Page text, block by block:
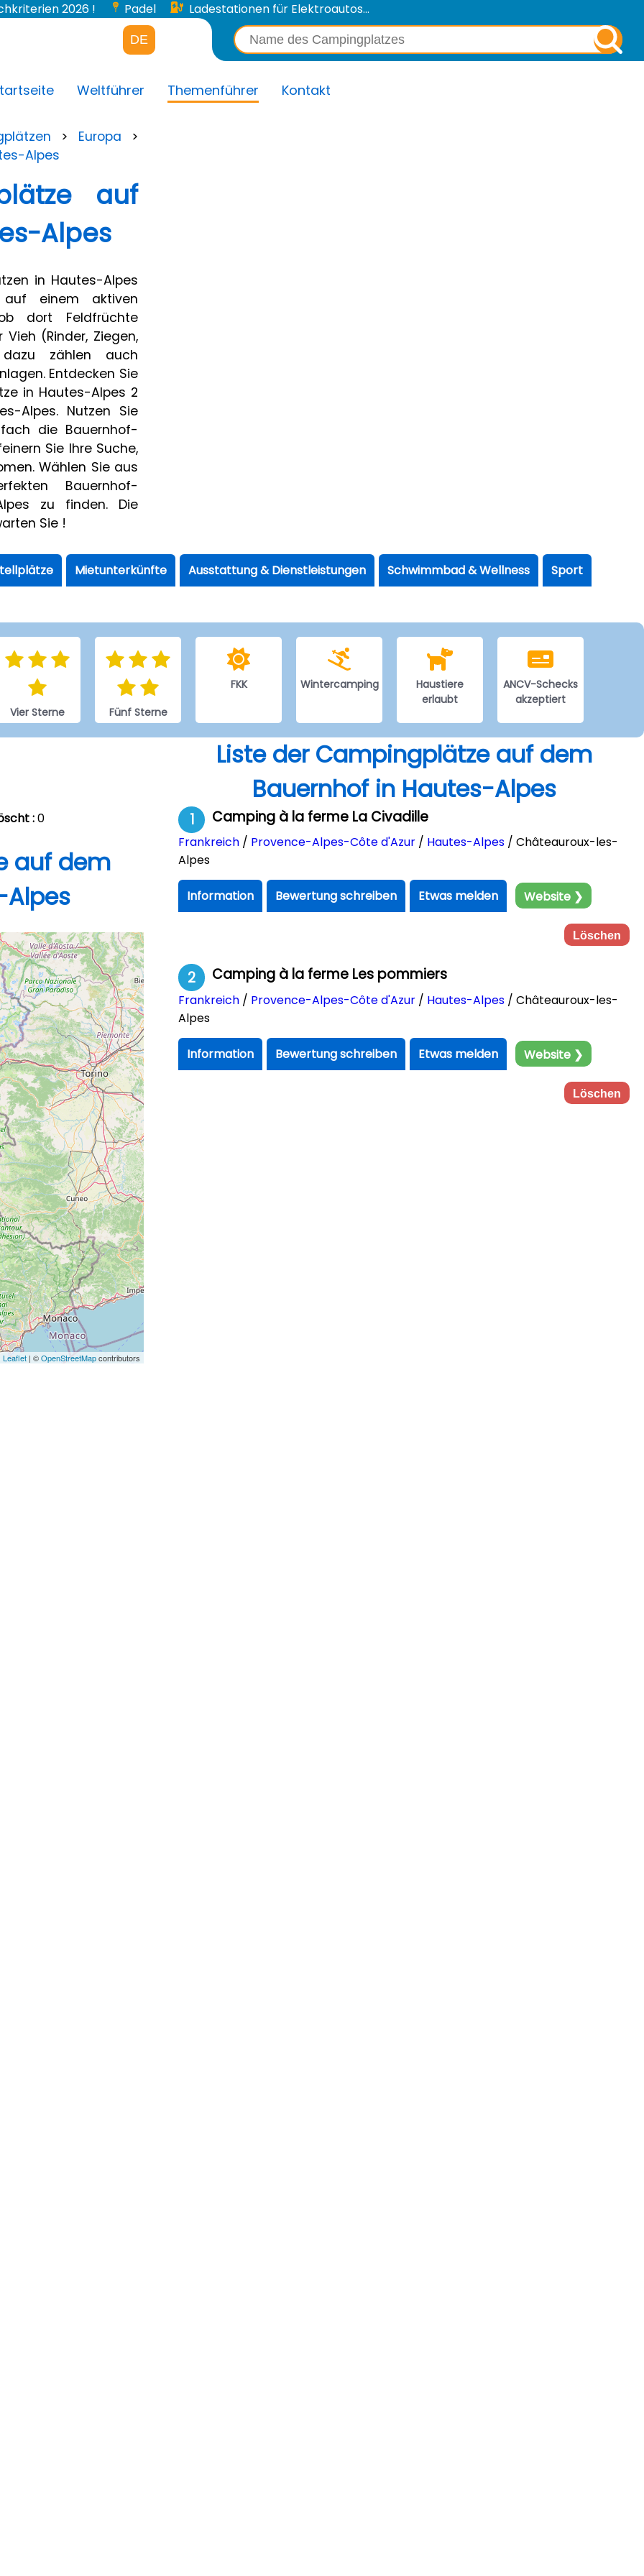
2026 ! Padel Ladestationen für Elektroautos...
Weltführer Themenführer Kontakt
DE
> Europa >
Alpes
auf
Alpes
in Hautes-Alpes
einem aktiven
dort Feldfrüchte
(Rinder, Ziegen,
zählen auch
Entdecken Sie
in Hautes-Alpes 2
Alpes. Nutzen Sie
die Bauernhof-
Sie Ihre Suche,
Wählen Sie aus
Bauernhof-
zu finden. Die
Sie !
Vier Sterne Fünf Sterne
FKK Wintercamping
Haustiere
erlaubt
ANCV-Schecks
akzeptiert
Mietunterkünfte Ausstattung & Dienstleistungen Schwimmbad & Wellness Sport
:0
auf dem
Leaflet | ©OpenStreetMapcontributors
Liste der Campingplätze auf dem
Bauernhof in Hautes-Alpes
1 Camping à la ferme La Civadille
Frankreich / Provence-Alpes-Côte d'Azur / Hautes-Alpes / Châteauroux-les-
Alpes
Information Bewertung schreiben Etwas melden Website ❯
Löschen
2 Camping à la ferme Les pommiers
Frankreich / Provence-Alpes-Côte d'Azur / Hautes-Alpes / Châteauroux-les-
Alpes
Information Bewertung schreiben Etwas melden Website ❯
Löschen